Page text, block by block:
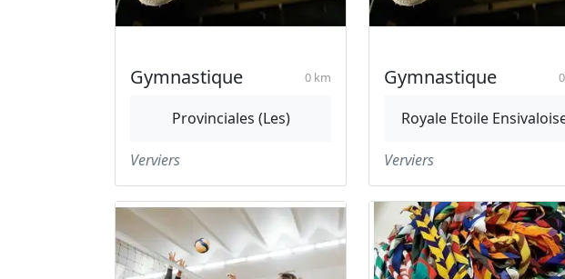
Gymnastique 0 km
Provinciales (Les)
Verviers
Gymnastique
Royale Etoile
Verviers